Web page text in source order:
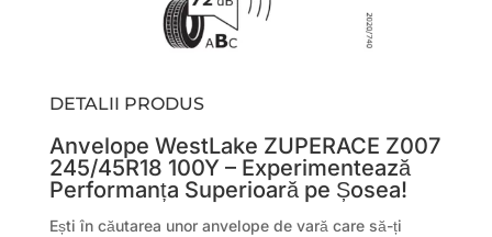
DETALII PRODUS
Anvelope WestLake ZUPERACE Z007
245/45R18 100Y – Experimentează
Performanța Superioară pe Șosea!
Ești în căutarea unor anvelope de vară care să-ți